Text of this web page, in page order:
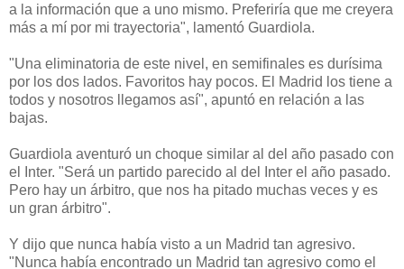
a la información que a uno mismo. Preferiría que me creyera
más a mí por mi trayectoria", lamentó Guardiola.
"Una eliminatoria de este nivel, en semifinales es durísima
por los dos lados. Favoritos hay pocos. El Madrid los tiene a
todos y nosotros llegamos así", apuntó en relación a las
bajas.
Guardiola aventuró un choque similar al del año pasado con
el Inter. "Será un partido parecido al del Inter el año pasado.
Pero hay un árbitro, que nos ha pitado muchas veces y es
un gran árbitro".
Y dijo que nunca había visto a un Madrid tan agresivo.
"Nunca había encontrado un Madrid tan agresivo como el